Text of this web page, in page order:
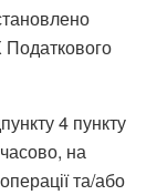
Податкового
4 пункту
на
та/або